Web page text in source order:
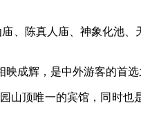
、陈真人庙、神象化池
成辉，是中外游客的首选
山顶唯一的宾馆，同时也